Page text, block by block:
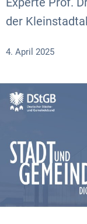
der
4. April 2025